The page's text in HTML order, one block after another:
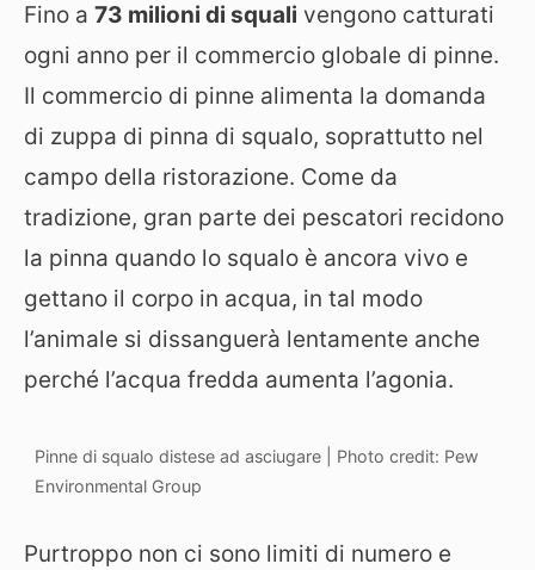
Fino a 73 milioni di squali vengono catturati
ogni anno per il commercio globale di pinne.
Il commercio di pinne alimenta la domanda
di zuppa di pinna di squalo, soprattutto nel
campo della ristorazione. Come da
tradizione, gran parte dei pescatori recidono
la pinna quando lo squalo è ancora vivo e
gettano il corpo in acqua, in tal modo
l’animale si dissanguerà lentamente anche
perché l’acqua fredda aumenta l’agonia.
Pinne di squalo distese ad asciugare | Photo credit: Pew
Environmental Group
Purtroppo non ci sono limiti di numero e